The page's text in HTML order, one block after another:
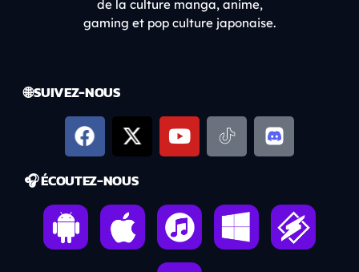
de la culture manga, anime,
gaming et pop culture japonaise.
🌐 SUIVEZ-NOUS
🎧 ÉCOUTEZ-NOUS